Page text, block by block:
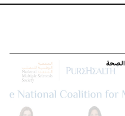
الصحة